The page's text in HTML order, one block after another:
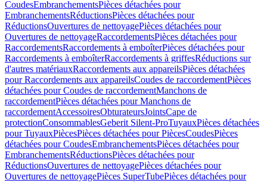
CoudesEmbranchementsPièces détachées pour
EmbranchementsRéductionsPièces détachées pour
RéductionsOuvertures de nettoyagePièces détachées pour
Ouvertures de nettoyageRaccordementsPièces détachées pour
RaccordementsRaccordements à emboîterPièces détachées pour
Raccordements à emboîterRaccordements à griffesRéductions sur
d'autres matériauxRaccordements aux appareilsPièces détachées
pour Raccordements aux appareilsCoudes de raccordementPièces
détachées pour Coudes de raccordementManchons de
raccordementPièces détachées pour Manchons de
raccordementAccessoiresObturateursJointsCape de
protectionConsommablesGeberit Silent-ProTuyauxPièces détachées
pour TuyauxPiècesPièces détachées pour PiècesCoudesPièces
détachées pour CoudesEmbranchementsPièces détachées pour
EmbranchementsRéductionsPièces détachées pour
RéductionsOuvertures de nettoyagePièces détachées pour
Ouvertures de nettoyagePièces SuperTubePièces détachées pour